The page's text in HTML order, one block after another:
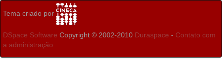
Tema criado por
DSpace Software Copyright © 2002-2010 Duraspace - Contato com
a administração